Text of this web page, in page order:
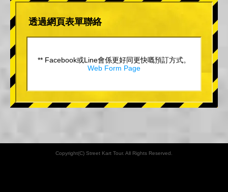
透過網頁表單聯絡
** Facebook或Line會係更好同更快嘅預訂方式。
Web Form Page
Copyright(C) Street Kart Tour. All Rights Reserved.